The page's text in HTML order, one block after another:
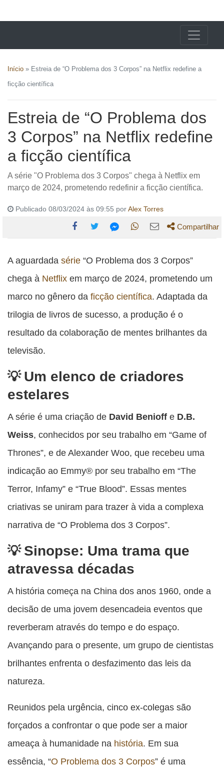
Início » Estreia de “O Problema dos 3 Corpos” na Netflix redefine a
ficção científica
Estreia de “O Problema dos
3 Corpos” na Netflix redefine
a ficção científica
A série "O Problema dos 3 Corpos" chega à Netflix em
março de 2024, prometendo redefinir a ficção científica.
Publicado 08/03/2024 às 09:55 porAlex Torres
esta
publicação
Facebook
esta
publicação
Twitter
esta
publicação
esta
publicação
WhatsApp
esta
publicação
Email
Compartilhar
A aguardada série “O Problema dos 3 Corpos”
chega à Netflix em março de 2024, prometendo um
marco no gênero da ficção científica. Adaptada da
trilogia de livros de sucesso, a produção é o
resultado da colaboração de mentes brilhantes da
televisão.
Um elenco de criadores
estelares
A série é uma criação de David Benioff e D.B.
Weiss, conhecidos por seu trabalho em “Game of
Thrones”, e de Alexander Woo, que recebeu uma
indicação ao Emmy® por seu trabalho em “The
Terror, Infamy” e “True Blood”. Essas mentes
criativas se uniram para trazer à vida a complexa
narrativa de “O Problema dos 3 Corpos”.
Sinopse: Uma trama que
atravessa décadas
A história começa na China dos anos 1960, onde a
decisão de uma jovem desencadeia eventos que
reverberam através do tempo e do espaço.
Avançando para o presente, um grupo de cientistas
brilhantes enfrenta o desfazimento das leis da
natureza.
Reunidos pela urgência, cinco ex-colegas são
forçados a confrontar o que pode ser a maior
ameaça à humanidade na história. Em sua
essência, “O Problema dos 3 Corpos” é uma